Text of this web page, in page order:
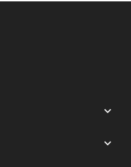

